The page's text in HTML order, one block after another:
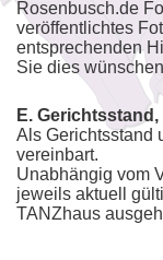
Rosenbusch.de
veröffentlichtes
entsprechenden
Sie dies
E.
Als Gerichtsstand
vereinbart.
Unabhängig vom
jeweils aktuell
TANZhaus